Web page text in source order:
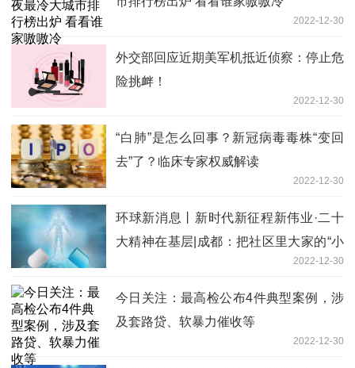
2022-12-30
外交部回应近期美军机抵近侦察：停止危
险挑衅！
2022-12-30
“白肺”是怎么回事？新冠病毒毒株“变回
去”了？临床专家权威解读
2022-12-30
环球新消息丨新时代新征程新伟业·二十
大精神在基层|成都：把社区里大家的“小
2022-12-30
今日关注：最高检公布4件典型案例，涉
及套路贷、软暴力催收等
2022-12-30